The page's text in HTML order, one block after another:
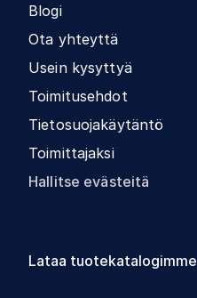
Blogi
Ota yhteyttä
Usein kysyttyä
Toimitusehdot
Tietosuojakäytäntö
Toimittajaksi
Hallitse evästeitä
Lataa tuotekatalogimme